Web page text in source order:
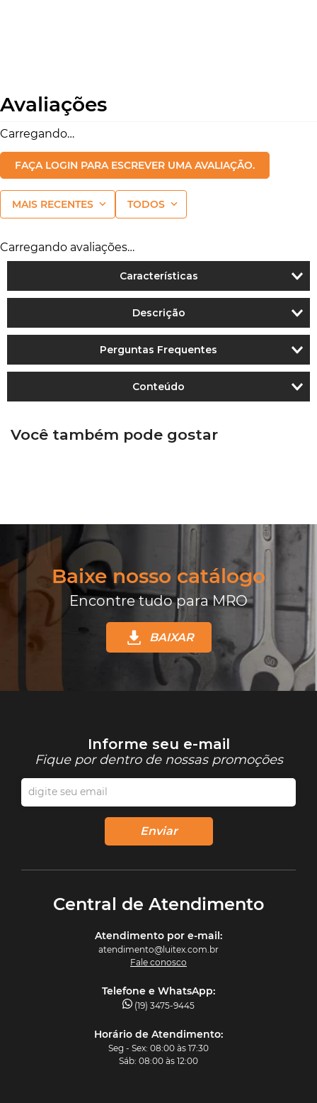
Avaliações
Carregando…
FAÇA LOGIN PARA ESCREVER UMA AVALIAÇÃO.
MAIS RECENTES TODOS
Carregando avaliações…
Características
Descrição
Perguntas Frequentes
Conteúdo
Você também pode gostar
Baixe nosso catálogo
Encontre tudo para MRO
BAIXAR
Central de Atendimento
Atendimento por e‑mail:
atendimento@luitex.com.br
Fale conosco
Telefone e WhatsApp:
(19) 3475-9445
Horário de Atendimento:
Seg - Sex: 08:00 às 17:30
Sáb: 08:00 às 12:00
Enviar